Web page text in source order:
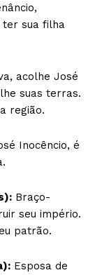
sua filha
acolhe José
suas terras.
região.
Inocêncio, é
Braço-
seu império.
patrão.
Esposa de